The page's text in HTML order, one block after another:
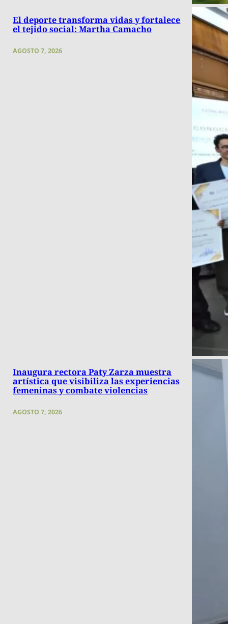
El deporte transforma vidas y fortalece
el tejido social: Martha Camacho
AGOSTO 7, 2026
Inaugura rectora Paty Zarza muestra
artística que visibiliza las experiencias
femeninas y combate violencias
AGOSTO 7, 2026